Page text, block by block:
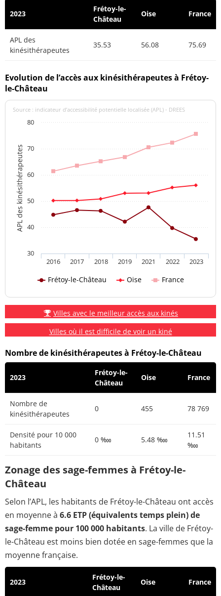
2023
Frétoy-le-
Château
Oise France
APL des
kinésithérapeutes
35.53 56.08 75.69
Evolution de l’accès aux kinésithérapeutes à Frétoy-
le-Château
APL des kinésithérapeutes
Source : indicateur d’accessibilité potentielle localisée (APL) - DREES
Frétoy-le-Château Oise France
2016 2017 2018 2019 2021 2022 2023
30
40
50
60
70
80
Villes avec le meilleur accès aux kinés
Villes où il est difficile de voir un kiné
Nombre de kinésithérapeutes à Frétoy-le-Château
2023
Frétoy-le-
Château
Oise France
Nombre de
kinésithérapeutes
0 455 78 769
Densité pour 10 000
habitants
0 ‱ 5.48 ‱
11.51
‱
Zonage des sage-femmes à Frétoy-le-
Château
Selon l’APL, les habitants de Frétoy-le-Château ont accès
en moyenne à 6.6 ETP (équivalents temps plein) de
sage-femme pour 100 000 habitants. La ville de Frétoy-
le-Château est moins bien dotée en sage-femmes que la
moyenne française.
2023
Frétoy-le-
Château
Oise France